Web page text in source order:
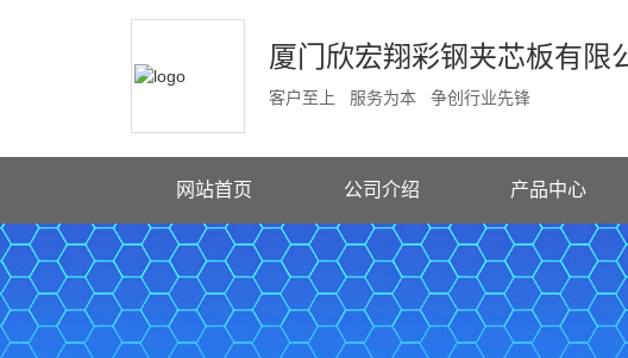
厦门欣宏翔彩钢夹芯板有限
客户至上 服务为本 争创行业先锋
网站首页 公司介绍 产品中心